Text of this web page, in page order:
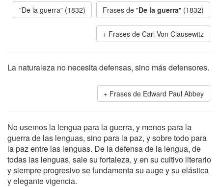
"De la guerra" (1832) Frases de "De la guerra" (1832)
Frases de Carl Von Clausewitz
La naturaleza no necesita defensas, sino más defensores.
Frases de Edward Paul Abbey
No usemos la lengua para la guerra, y menos para la
guerra de las lenguas, sino para la paz, y sobre todo para
la paz entre las lenguas. De la defensa de la lengua, de
todas las lenguas, sale su fortaleza, y en su cultivo literario
y siempre progresivo se fundamenta su auge y su elástica
y elegante vigencia.